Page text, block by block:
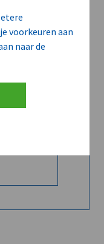
voorkeuren aan
naar de
ook
halen uit